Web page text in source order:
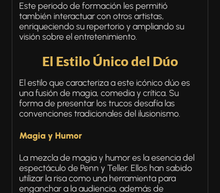
Este periodo de formación les permitió
también interactuar con otros artistas,
enriqueciendo su repertorio y ampliando su
visión sobre el entretenimiento.
El Estilo Único del Dúo
El estilo que caracteriza a este icónico dúo es
una fusión de magia, comedia y crítica. Su
forma de presentar los trucos desafía las
convenciones tradicionales del ilusionismo.
Magia y Humor
La mezcla de magia y humor es la esencia del
espectáculo de Penn y Teller. Ellos han sabido
utilizar la risa como una herramienta para
enganchar a la audiencia, además de